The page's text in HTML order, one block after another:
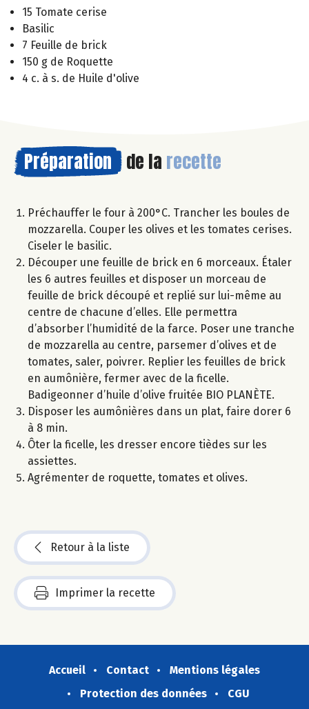
15 Tomate cerise
Basilic
7 Feuille de brick
150 g de Roquette
4 c. à s. de Huile d'olive
Préparation de la recette
Préchauffer le four à 200°C. Trancher les boules de
mozzarella. Couper les olives et les tomates cerises.
Ciseler le basilic.
Découper une feuille de brick en 6 morceaux. Étaler
les 6 autres feuilles et disposer un morceau de
feuille de brick découpé et replié sur lui-même au
centre de chacune d’elles. Elle permettra
d’absorber l’humidité de la farce. Poser une tranche
de mozzarella au centre, parsemer d’olives et de
tomates, saler, poivrer. Replier les feuilles de brick
en aumônière, fermer avec de la ficelle.
Badigeonner d’huile d’olive fruitée BIO PLANÈTE.
Disposer les aumônières dans un plat, faire dorer 6
à 8 min.
Ôter la ficelle, les dresser encore tièdes sur les
assiettes.
Agrémenter de roquette, tomates et olives.
Retour à la liste
Imprimer la recette
Accueil Contact
Mentions légales
Protection des données
CGU